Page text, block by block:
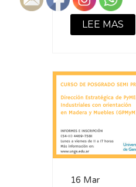
LEE MAS
16 Mar